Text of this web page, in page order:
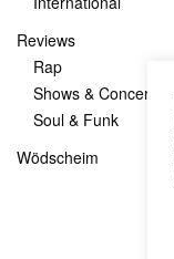
Reviews
Rap
Shows & Concerts
Soul & Funk
Wödscheim